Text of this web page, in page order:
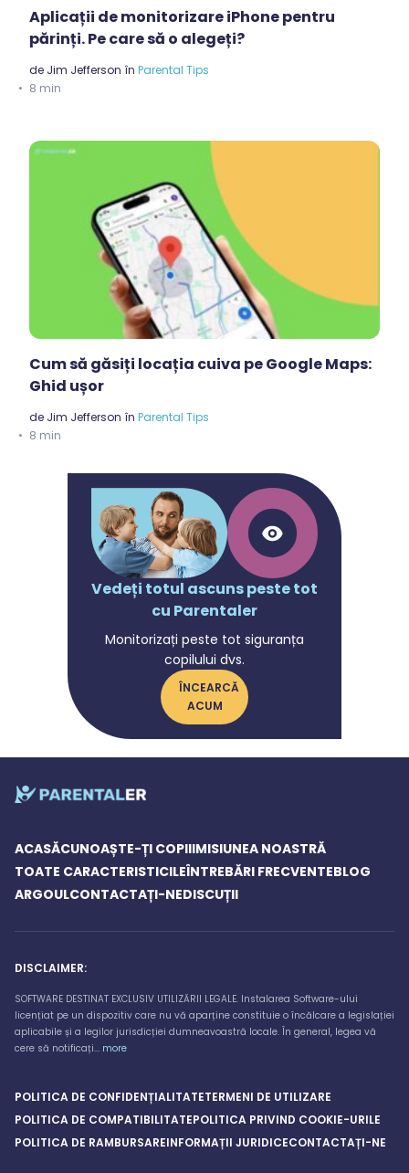
Aplicații de monitorizare iPhone pentru
părinți. Pe care să o alegeți?
de Jim Jefferson în Parental Tips
8 min
Cum să găsiți locația cuiva pe Google Maps:
Ghid ușor
de Jim Jefferson în Parental Tips
8 min
Vedeți totul ascuns peste tot
cu Parentaler
Monitorizați peste tot siguranța
copilului dvs.
ÎNCEARCĂ
ACUM
ACASĂCUNOAȘTE-ȚI COPIIIMISIUNEA NOASTRĂ
TOATE CARACTERISTICILEÎNTREBĂRI FRECVENTEBLOG
ARGOULCONTACTAȚI-NEDISCUȚII
DISCLAIMER:
SOFTWARE DESTINAT EXCLUSIV UTILIZĂRII LEGALE. Instalarea Software-ului
licențiat pe un dispozitiv care nu vă aparține constituie o încălcare a legislației
aplicabile și a legilor jurisdicției dumneavoastră locale. În general, legea vă
cere să notificați... more
POLITICA DE CONFIDENȚIALITATETERMENI DE UTILIZARE
POLITICA DE COMPATIBILITATEPOLITICA PRIVIND COOKIE-URILE
POLITICA DE RAMBURSAREINFORMAȚII JURIDICECONTACTAȚI-NE